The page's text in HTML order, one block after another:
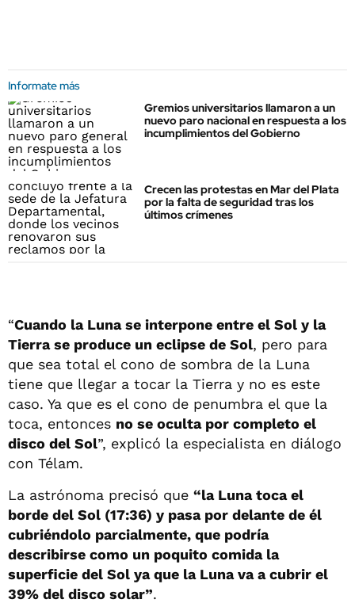
Informate más
Gremios universitarios llamaron a un
nuevo paro nacional en respuesta a los
incumplimientos del Gobierno
Crecen las protestas en Mar del Plata
por la falta de seguridad tras los
últimos crímenes
“Cuando la Luna se interpone entre el Sol y la
Tierra se produce un eclipse de Sol, pero para
que sea total el cono de sombra de la Luna
tiene que llegar a tocar la Tierra y no es este
caso. Ya que es el cono de penumbra el que la
toca, entonces no se oculta por completo el
disco del Sol”, explicó la especialista en diálogo
con Télam.
La astrónoma precisó que “la Luna toca el
borde del Sol (17:36) y pasa por delante de él
cubriéndolo parcialmente, que podría
describirse como un poquito comida la
superficie del Sol ya que la Luna va a cubrir el
39% del disco solar”.